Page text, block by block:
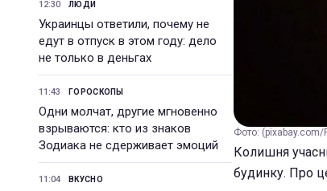
12:30 ЛЮДИ
Украинцы ответили, почему не
едут в отпуск в этом году: дело
не только в деньгах
11:43 ГОРОСКОПЫ
Одни молчат, другие мгновенно
взрываются: кто из знаков
Зодиака не сдерживает эмоций
11:04 ВКУСНО
Фото: (pixabay.com/
Колишня
будинку. Про